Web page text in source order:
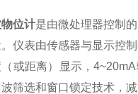
位计是由微处理器控制
仪表由传感器与显示控
或距离）显示，
筛选和窗口锁定技术，